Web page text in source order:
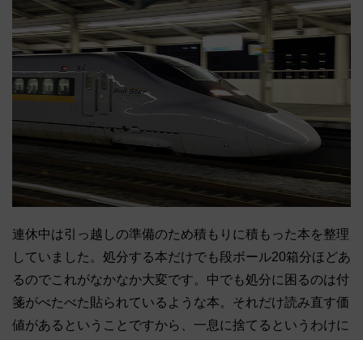
連休中は引っ越しの準備のため積もりに積もった本を整理
していました。処分する本だけでも段ボール20箱分ほどあ
るのでこれがなかなか大変です。中でも処分に困るのは付
箋がべたべた貼られているような本。それだけ読み直す価
値があるということですから、一息に捨てるというわけに